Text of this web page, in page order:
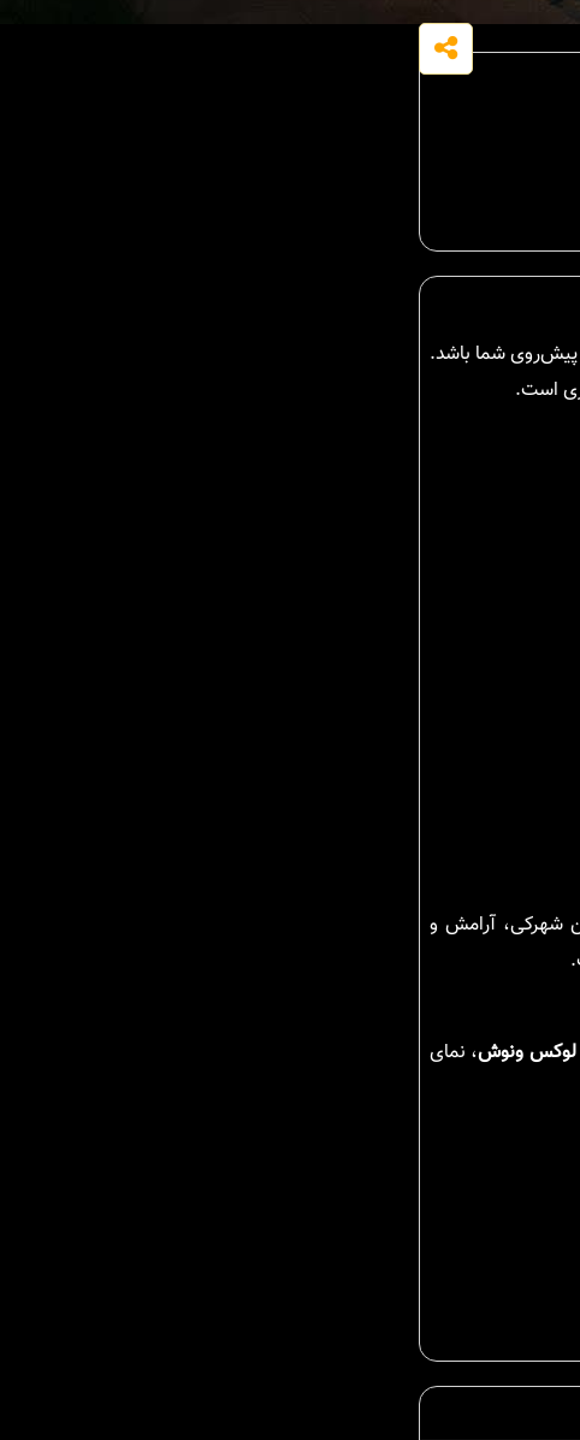
پیش‌روی شما باشد.
است.
شهرکی، آرامش و
لوکس ونوش، نمای